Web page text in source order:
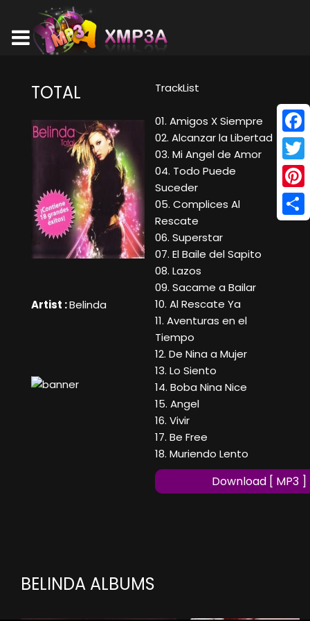
TOTAL
Artist :Belinda
TrackList
01. Amigos X Siempre
02. Alcanzar la Libertad
03. Mi Angel de Amor
04. Todo Puede
Suceder
05. Complices Al
Rescate
06. Superstar
07. El Baile del Sapito
08. Lazos
09. Sacame a Bailar
10. Al Rescate Ya
11. Aventuras en el
Tiempo
12. De Nina a Mujer
13. Lo Siento
14. Boba Nina Nice
15. Angel
16. Vivir
17. Be Free
18. Muriendo Lento
Download [ MP3 ]
BELINDA ALBUMS